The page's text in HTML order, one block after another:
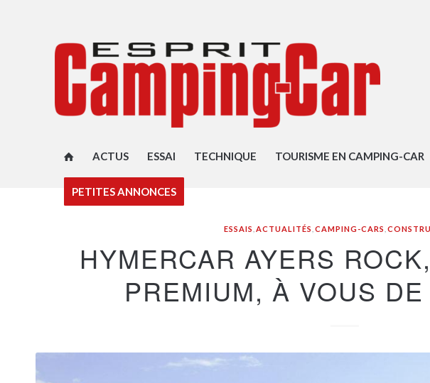
ACTUS ESSAI TECHNIQUE TOURISME EN CAMPING-CAR
PETITES ANNONCES
ESSAIS ACTUALITÉS CAMPING-CARS
HYMERCAR AYERS
PREMIUM, À VOUS